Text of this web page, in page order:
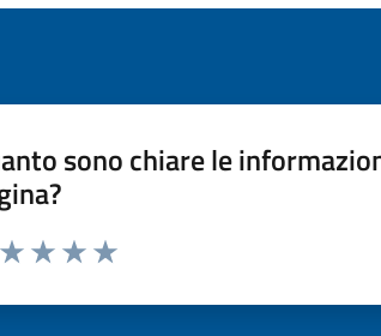
sono chiare le
da 1 a 5 stelle la pagina